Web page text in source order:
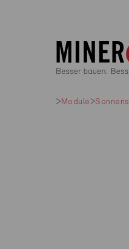
Module